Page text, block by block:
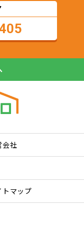
トマップ
会社